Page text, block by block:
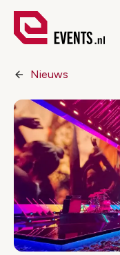
Nieuws